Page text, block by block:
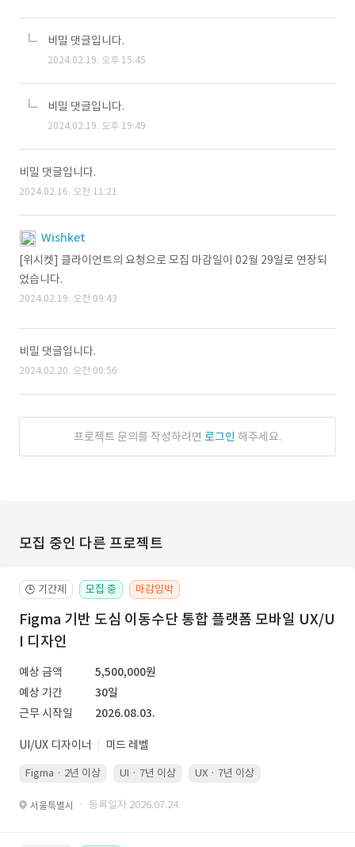
비밀 댓글입니다.
2024.02.19. 오후 15:45
비밀 댓글입니다.
2024.02.19. 오후 19:49
비밀 댓글입니다.
2024.02.16. 오전 11:21
Wishket
[위시켓] 클라이언트의 요청으로 모집 마감일이 02월 29일로 연장되
었습니다.
2024.02.19. 오전 09:43
비밀 댓글입니다.
2024.02.20. 오전 00:56
프로젝트 문의를 작성하려면 로그인 해주세요.
모집 중인 다른 프로젝트
🕒 기간제 모집 중 마감임박
Figma 기반 도심 이동수단 통합 플랫폼 모바일 UX/U
I 디자인
예상 금액
5,500,000원
예상 기간
30일
근무 시작일
2026.08.03.
UI/UX 디자이너 미드 레벨
Figma · 2년 이상 UI · 7년 이상 UX · 7년 이상
서울특별시 · 등록일자 2026.07.24.